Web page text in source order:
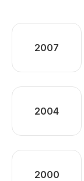
2007
2004
2000